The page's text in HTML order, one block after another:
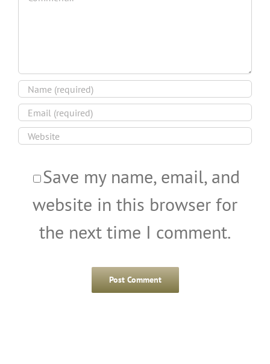
Save my name, email, and
website in this browser for
the next time I comment.